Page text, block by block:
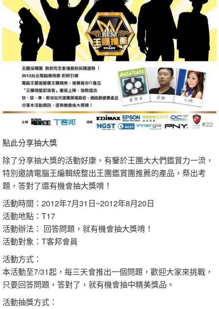
點此分享抽大獎
除了分享抽大獎的活動好康，有鑒於王團大大們鑑賞力一流，
特別邀請電腦王編輯統整出王團鑑賞團推薦的產品，祭出考
題，答對了還有機會抽大獎唷！
活動時間：2012年7月31日~2012年8月20日
活動地點：T17
活動辦法： 回答問題，就有機會抽大獎唷！
活動對象：T客邦會員
活動方式：
本活動至7/31起，每三天會推出一個問題，歡迎大家來挑戰，
只要回答問題，答對了，就有機會抽中精美獎品。
活動抽獎方式：